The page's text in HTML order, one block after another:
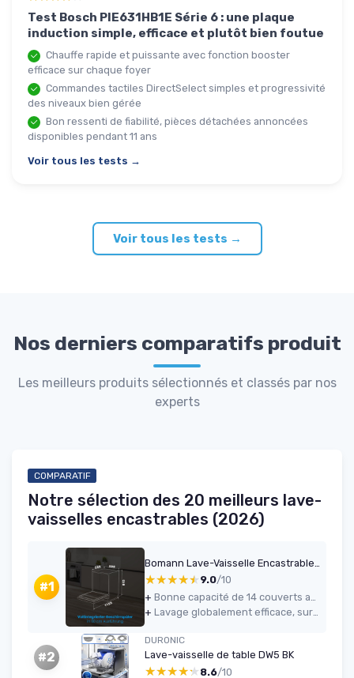
Test Bosch PIE631HB1E Série 6 : une plaque
induction simple, efficace et plutôt bien foutue
Chauffe rapide et puissante avec fonction booster
efficace sur chaque foyer
Commandes tactiles DirectSelect simples et progressivité
des niveaux bien gérée
Bon ressenti de fiabilité, pièces détachées annoncées
disponibles pendant 11 ans
Voir tous les tests →
Voir tous les tests →
Nos derniers comparatifs produit
Les meilleurs produits sélectionnés et classés par nos
experts
COMPARATIF
Notre sélection des 20 meilleurs lave-
vaisselles encastrables (2026)
#1 ★★★★★
★★★★★ 9.0/10
+
+
#2
DURONIC
Lave-vaisselle de table DW5 BK
★★★★★
★★★★★ 8.6/10